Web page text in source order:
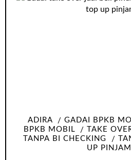
ADIRA GADAI BPKB
BPKB MOBIL
TAKE
TANPA BI CHECKING
UP